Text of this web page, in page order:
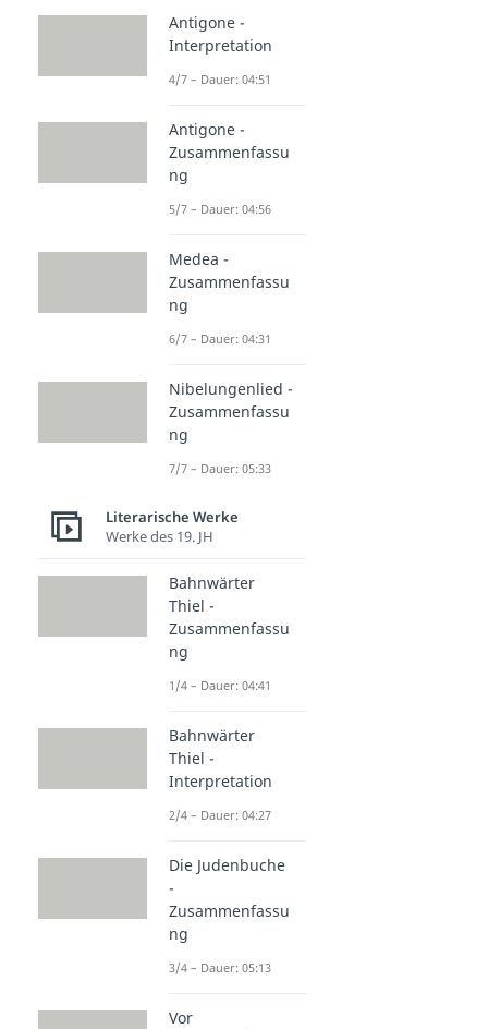
Antigone -
Interpretation
4/7 – Dauer: 04:51
Antigone -
Zusammenfassu
ng
5/7 – Dauer: 04:56
Medea -
Zusammenfassu
ng
6/7 – Dauer: 04:31
Nibelungenlied -
Zusammenfassu
ng
7/7 – Dauer: 05:33
Literarische Werke
Werke des 19. JH
Bahnwärter
Thiel -
Zusammenfassu
ng
1/4 – Dauer: 04:41
Bahnwärter
Thiel -
Interpretation
2/4 – Dauer: 04:27
Die Judenbuche
-
Zusammenfassu
ng
3/4 – Dauer: 05:13
Vor